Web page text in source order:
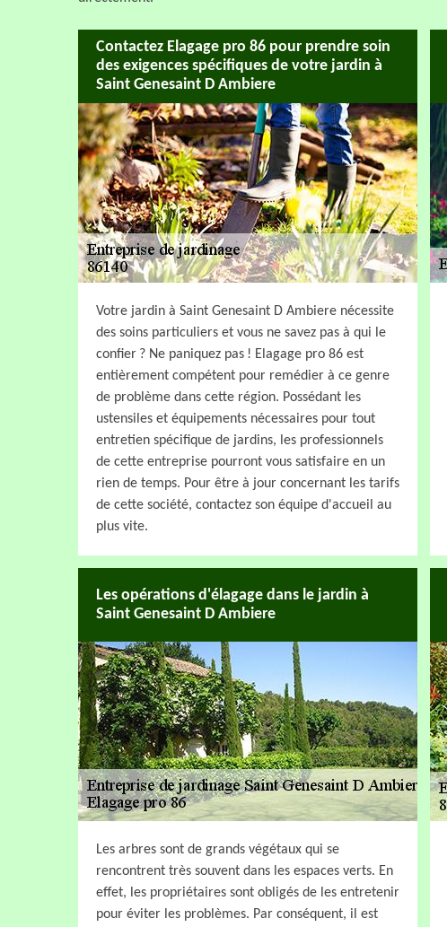
Contactez Elagage pro 86 pour prendre soin
des exigences spécifiques de votre jardin à
Saint Genesaint D Ambiere
Votre jardin à Saint Genesaint D Ambiere nécessite
des soins particuliers et vous ne savez pas à qui le
confier ? Ne paniquez pas ! Elagage pro 86 est
entièrement compétent pour remédier à ce genre
de problème dans cette région. Possédant les
ustensiles et équipements nécessaires pour tout
entretien spécifique de jardins, les professionnels
de cette entreprise pourront vous satisfaire en un
rien de temps. Pour être à jour concernant les tarifs
de cette société, contactez son équipe d'accueil au
plus vite.
Les opérations d'élagage dans le jardin à
Saint Genesaint D Ambiere
Les arbres sont de grands végétaux qui se
rencontrent très souvent dans les espaces verts. En
effet, les propriétaires sont obligés de les entretenir
pour éviter les problèmes. Par conséquent, il est